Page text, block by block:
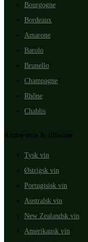
Bourgogne
Bordeaux
Amarone
Barolo
Brunello
Champagne
Rhône
Chablis
Andre vine & tilbehør
Tysk vin
Østrigsk vin
Portugisisk vin
Australsk vin
New Zealandsk vin
Amerikansk vin